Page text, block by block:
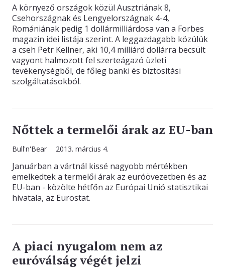
A környező országok közül Ausztriának 8,
Csehországnak és Lengyelországnak 4-4,
Romániának pedig 1 dollármilliárdosa van a Forbes
magazin idei listája szerint. A leggazdagabb közülük
a cseh Petr Kellner, aki 10,4 milliárd dollárra becsült
vagyont halmozott fel szerteágazó üzleti
tevékenységből, de főleg banki és biztosítási
szolgáltatásokból.
Nőttek a termelői árak az EU-ban
Bull'n'Bear 2013. március 4.
Januárban a vártnál kissé nagyobb mértékben
emelkedtek a termelői árak az euróövezetben és az
EU-ban - közölte hétfőn az Európai Unió statisztikai
hivatala, az Eurostat.
A piaci nyugalom nem az
euróválság végét jelzi